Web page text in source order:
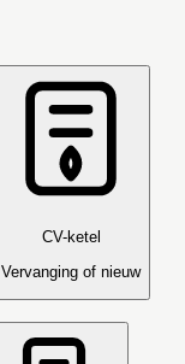
CV-ketel
Vervanging of nieuw